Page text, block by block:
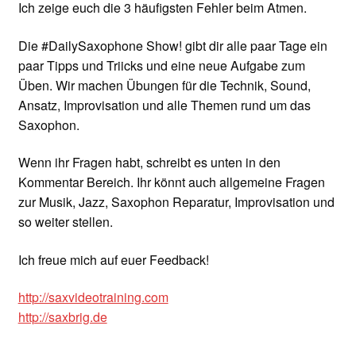
Ich zeige euch die 3 häufigsten Fehler beim Atmen.
Die #DailySaxophone Show! gibt dir alle paar Tage ein
paar Tipps und Triicks und eine neue Aufgabe zum
Üben. Wir machen Übungen für die Technik, Sound,
Ansatz, Improvisation und alle Themen rund um das
Saxophon.
Wenn ihr Fragen habt, schreibt es unten in den
Kommentar Bereich. Ihr könnt auch allgemeine Fragen
zur Musik, Jazz, Saxophon Reparatur, Improvisation und
so weiter stellen.
Ich freue mich auf euer Feedback!
http://saxvideotraining.com
http://saxbrig.de